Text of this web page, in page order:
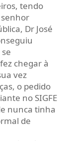
tendo
Dr José
chegar à
vez
o pedido
no SIGFE
nunca tinha
de